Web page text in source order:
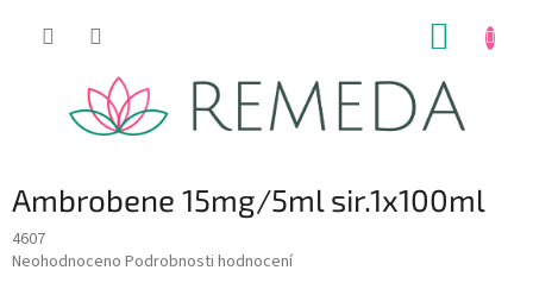
Ambrobene 15mg/5ml sir.1x100ml
4607
Průměrné
Neohodnoceno Podrobnosti hodnocení